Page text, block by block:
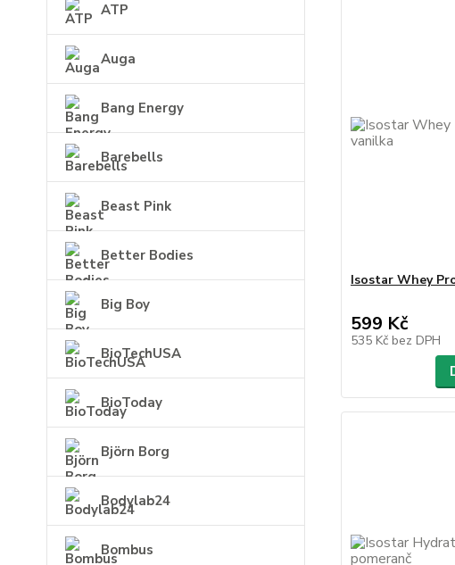
ATP
Auga
Bang Energy
Barebells
Beast Pink
Better Bodies
Big Boy
BioTechUSA
BioToday
Björn Borg
Bodylab24
Bombus
Isostar Whey
599 Kč
535 Kč bez DPH